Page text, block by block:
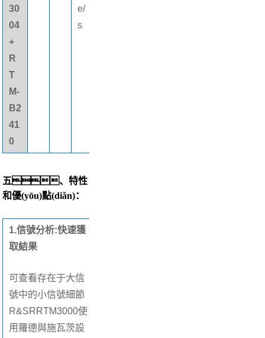
30
04
+
R
T
M-
B2
41
0
e/
s
五、特性
和優(yōu)點(diǎn)：
1.信號分析:快速獲
取結果
可查看存在于大信
號中的小信號細節
R&SRRTM3000使
用羅德與施瓦茨設